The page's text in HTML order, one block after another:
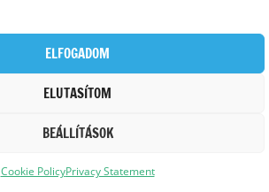
ELFOGADOM
ELUTASÍTOM
BEÁLLÍTÁSOK
Cookie PolicyPrivacy Statement